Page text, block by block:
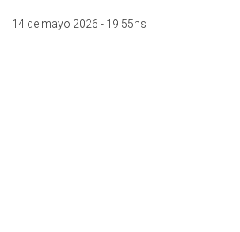
14 de mayo 2026 - 19:55hs